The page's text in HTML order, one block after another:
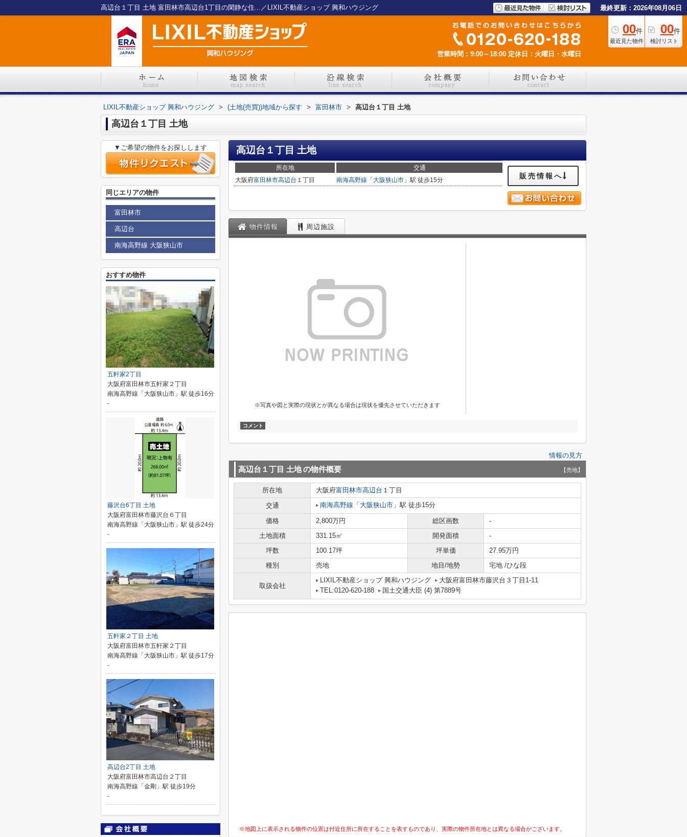
高辺台１丁目 土地 富田林市高辺台1丁目の閑静な住...／LIXIL不動産ショップ 興和ハウジング 最終更新：2026年08月06日
00件
最近見た物件
00件
検討リスト
営業時間：9:00～18:00 定休日：火曜日・水曜日
LIXIL不動産ショップ 興和ハウジング > (土地(売買))地域から探す > 富田林市 > 高辺台１丁目 土地
高辺台１丁目 土地
高辺台１丁目 土地
所在地
交通
大阪府富田林市高辺台 １丁目 南海高野線 「 大阪狭山市 」駅 徒歩15分 販売情報へ
物件情報 周辺施設
※写真や図と実際の現状とが異なる場合は現状を優先させていただきます
コメント
情報の見方
高辺台１丁目 土地の物件概要 【売地】
所在地 大阪府富田林市高辺台 １丁目
交通
南海高野線 「 大阪狭山市 」駅 徒歩15分
価格 2,800万円 総区画数
-
土地面積
331.15㎡ 開発面積
-
坪数
100.17坪 坪単価
27.95万円
種別
売地 地目/地勢 宅地 /ひな段
取扱会社
LIXIL不動産ショップ 興和ハウジング
大阪府富田林市藤沢台３丁目1-11
TEL:0120-620-188
国土交通大臣 (4) 第7889号
※地図上に表示される物件の位置は付近住所に所在することを表すものであり、実際の物件所在地とは異なる場合がございます。
▼ご希望の物件をお探しします
同じエリアの物件
富田林市
高辺台
南海高野線 大阪狭山市
おすすめ物件
五軒家2丁目
大阪府富田林市五軒家２丁目
南海高野線「大阪狭山市」駅 徒歩16分
-
藤沢台6丁目 土地
大阪府富田林市藤沢台６丁目
南海高野線「大阪狭山市」駅 徒歩24分
-
五軒家２丁目 土地
大阪府富田林市五軒家２丁目
南海高野線「大阪狭山市」駅 徒歩17分
-
高辺台2丁目 土地
大阪府富田林市高辺台２丁目
南海高野線「金剛」駅 徒歩19分
-